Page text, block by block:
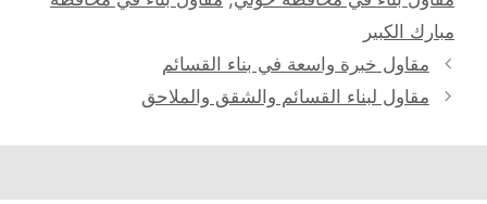
مبارك الكبير
تصفّح
المقالات
مقاول خبرة واسعة في بناء القسائم
مقاول لبناء القسائم والشقق والملاحق